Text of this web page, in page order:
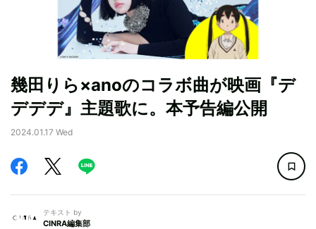
幾田りら×anoのコラボ曲が映画『デ
デデデ』主題歌に。本予告編公開
2024.01.17 Wed
テキスト by
CINRA編集部